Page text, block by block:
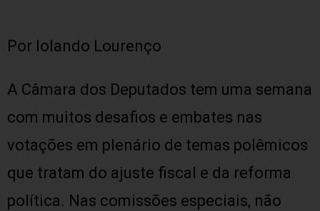
Por Iolando Lourenço
A Câmara dos Deputados tem uma semana
com muitos desafios e embates nas
votações em plenário de temas polêmicos
que tratam do ajuste fiscal e da reforma
política. Nas comissões especiais, não